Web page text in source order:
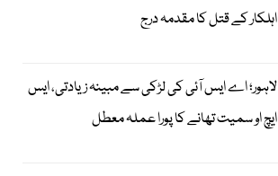
اہلکار کے قتل کا مقدمہ درج
لاہور؛ اے ایس آئی کی لڑکی سے مبینہ زیادتی، ایس
ایچ او سمیت تھانے کا پورا عملہ معطل